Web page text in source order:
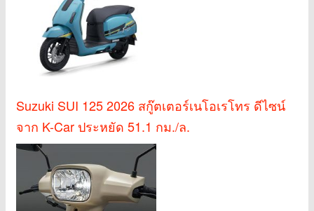
Suzuki SUI 125 2026 สกู๊ตเตอร์เนโอเรโทร ดีไซน์
จาก K-Car ประหยัด 51.1 กม./ล.